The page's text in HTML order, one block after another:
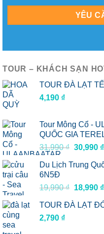
TOUR – KHÁCH SẠN
TOUR ĐÀ LẠT
4,190 ₫
Tour Mông Cổ -
QUỐC GIA
31,990₫ Giá
là:
30,990 ₫
Du Lịch Trung
6N5Đ
19,990₫ Giá
là:
18,990 ₫
TOUR ĐÀ LẠT
2,790 ₫